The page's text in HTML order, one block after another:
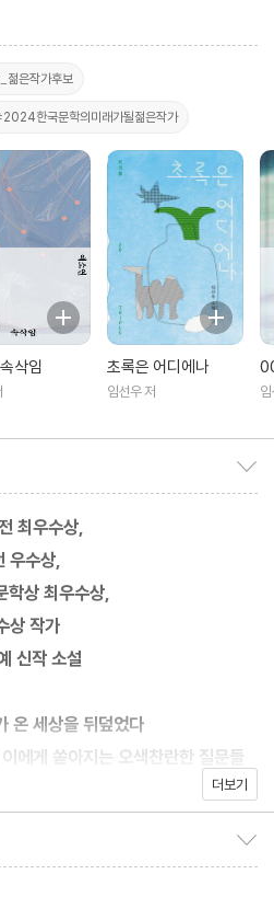
은작가후보
한국문학의미래가될젊은작가
삭임 초록은 어디에나
임선우 저
최우수상,
우수상,
상 최우수상,
상 작가
신작 소설
온 세상을 뒤덮었다
에게 쏟아지는 오색찬란한 질문들
세상, 살아남은 인류는 유일한 피난
더보기